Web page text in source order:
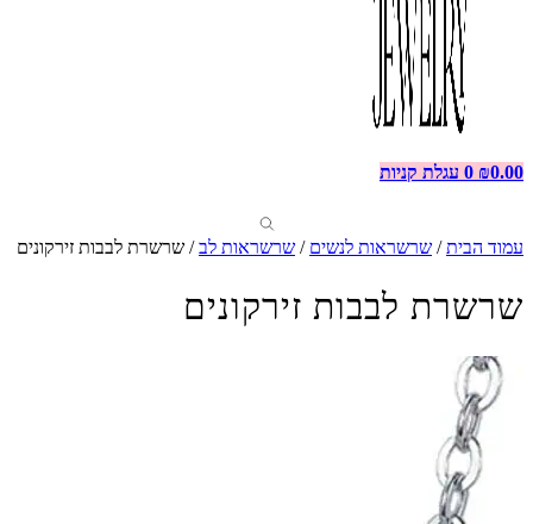
₪0.00
0 עגלת קניות
עמוד הבית/ שרשראות לנשים / שרשראות לב/ שרשרת לבבות זירקונים
שרשרת לבבות זירקונים